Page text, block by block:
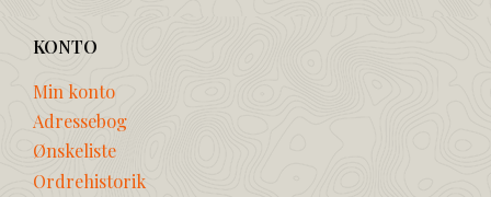
KONTO
Min konto
Adressebog
Ønskeliste
Ordrehistorik